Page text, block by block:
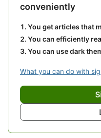
conveniently
You get articles that
You can efficiently
You can use dark
What you can do with